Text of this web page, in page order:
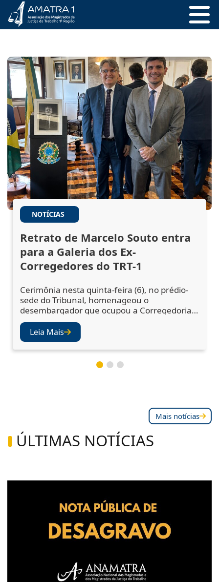
NOTÍCIAS
Retrato de Marcelo Souto entra
para a Galeria dos Ex-
Corregedores do TRT-1
Cerimônia nesta quinta-feira (6), no prédio-
sede do Tribunal, homenageou o
desembargador que ocupou a Corregedoria
Regional no biênio 2023/2025 A cerimônia de
descerramento do retrato do desembargador
Marcelo Augusto Souto de Oliveira,
corregedor regional no biênio 2023/2025,
ocorreu nesta quinta-feira (6), no Salão Nobre
do TRT-1. A solenidade confirmou a inclusão
Leia Mais
Mais notícias
ÚLTIMAS NOTÍCIAS